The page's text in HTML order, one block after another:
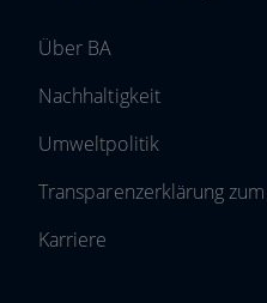
Über BA
Nachhaltigkeit
Umweltpolitik
Transparenzerklärung
Karriere